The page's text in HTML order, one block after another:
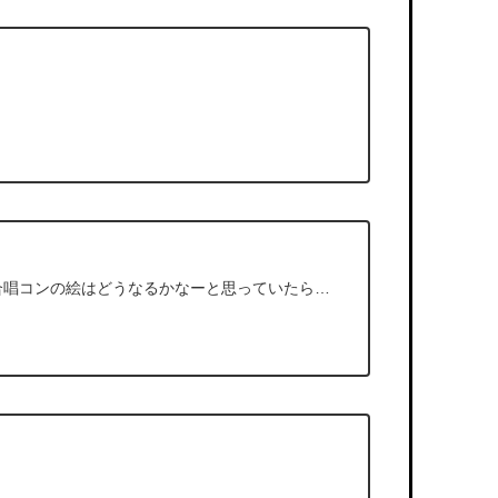
コンの絵はどうなるかなーと思っていたら…